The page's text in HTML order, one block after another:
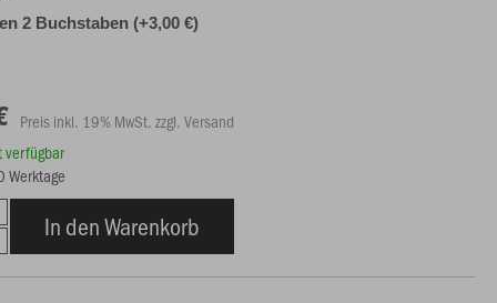
2 Buchstaben (+3,00 €)
Preis inkl. 19% MwSt. zzgl. Versand
verfügbar
Werktage
In den Warenkorb